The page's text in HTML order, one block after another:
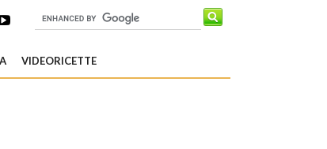
VIDEORICETTE